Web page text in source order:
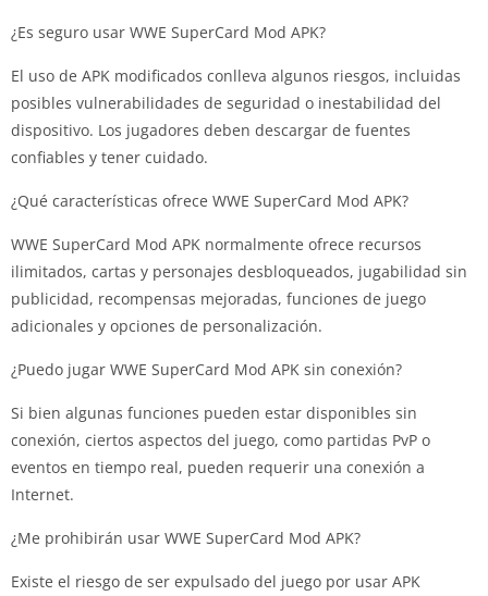
¿Es seguro usar WWE SuperCard Mod APK?
El uso de APK modificados conlleva algunos riesgos, incluidas
posibles vulnerabilidades de seguridad o inestabilidad del
dispositivo. Los jugadores deben descargar de fuentes
confiables y tener cuidado.
¿Qué características ofrece WWE SuperCard Mod APK?
WWE SuperCard Mod APK normalmente ofrece recursos
ilimitados, cartas y personajes desbloqueados, jugabilidad sin
publicidad, recompensas mejoradas, funciones de juego
adicionales y opciones de personalización.
¿Puedo jugar WWE SuperCard Mod APK sin conexión?
Si bien algunas funciones pueden estar disponibles sin
conexión, ciertos aspectos del juego, como partidas PvP o
eventos en tiempo real, pueden requerir una conexión a
Internet.
¿Me prohibirán usar WWE SuperCard Mod APK?
Existe el riesgo de ser expulsado del juego por usar APK